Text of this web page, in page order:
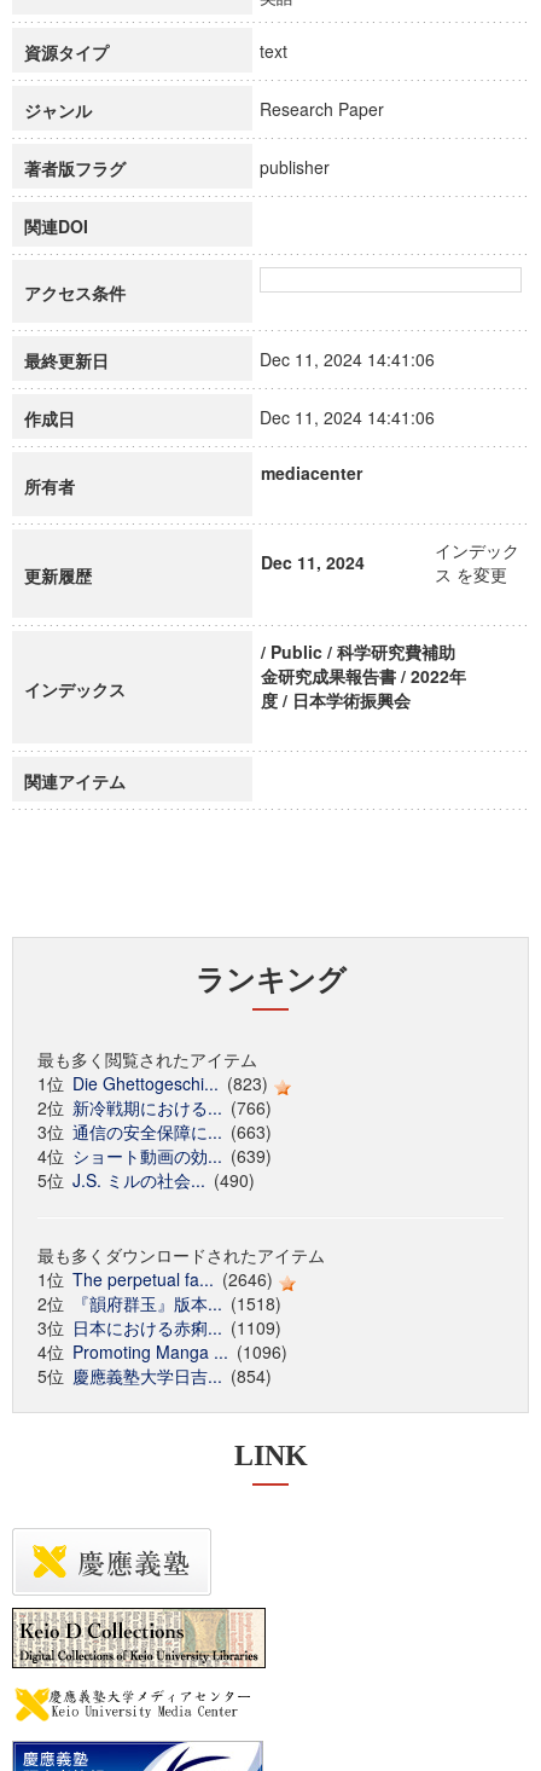
資源タイプ text
ジャンル Research Paper
著者版フラグ publisher
関連DOI
アクセス条件
最終更新日 Dec 11, 2024 14:41:06
作成日 Dec 11, 2024 14:41:06
所有者
mediacenter
更新履歴
Dec 11, 2024
インデック
ス を変更
インデックス
/ Public / 科学研究費補助
金研究成果報告書 / 2022年
度 / 日本学術振興会
関連アイテム
ランキング
最も多く閲覧されたアイテム
1位 Die Ghettogeschi... (823)
2位 新冷戦期における... (766)
3位 通信の安全保障に... (663)
4位 ショート動画の効... (639)
5位 J.S. ミルの社会... (490)
最も多くダウンロードされたアイテム
1位 The perpetual fa... (2646)
2位
『韻府群玉』版本... (1518)
3位 日本における赤痢... (1109)
4位 Promoting Manga ... (1096)
5位 慶應義塾大学日吉... (854)
LINK